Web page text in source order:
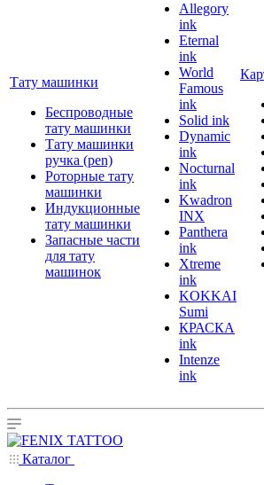
Тату машинки
Беспроводные
тату машинки
Тату машинки
ручка (pen)
Роторные тату
машинки
Индукционные
тату машинки
Запасные части
для тату
машинок
Allegory
ink
Eternal
ink
World
Famous
ink
Solid ink
Dynamic
ink
Nocturnal
ink
Kwadron
INX
Panthera
ink
Xtreme
ink
KOKKAI
Sumi
КРАСКА
ink
Intenze
ink
Каталог